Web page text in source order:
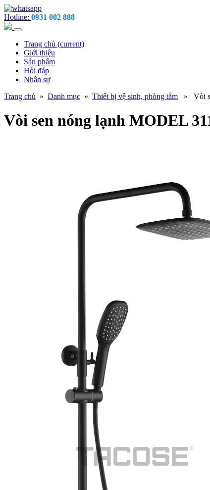
Hotline: 0931 002 888
Trang chủ (current)
Giới thiệu
Sản phẩm
Hỏi đáp
Nhân sự
Trang chủ » Danh mục » Thiết bị vệ sinh, phòng tắm » Vòi
Vòi sen nóng lạnh MODEL